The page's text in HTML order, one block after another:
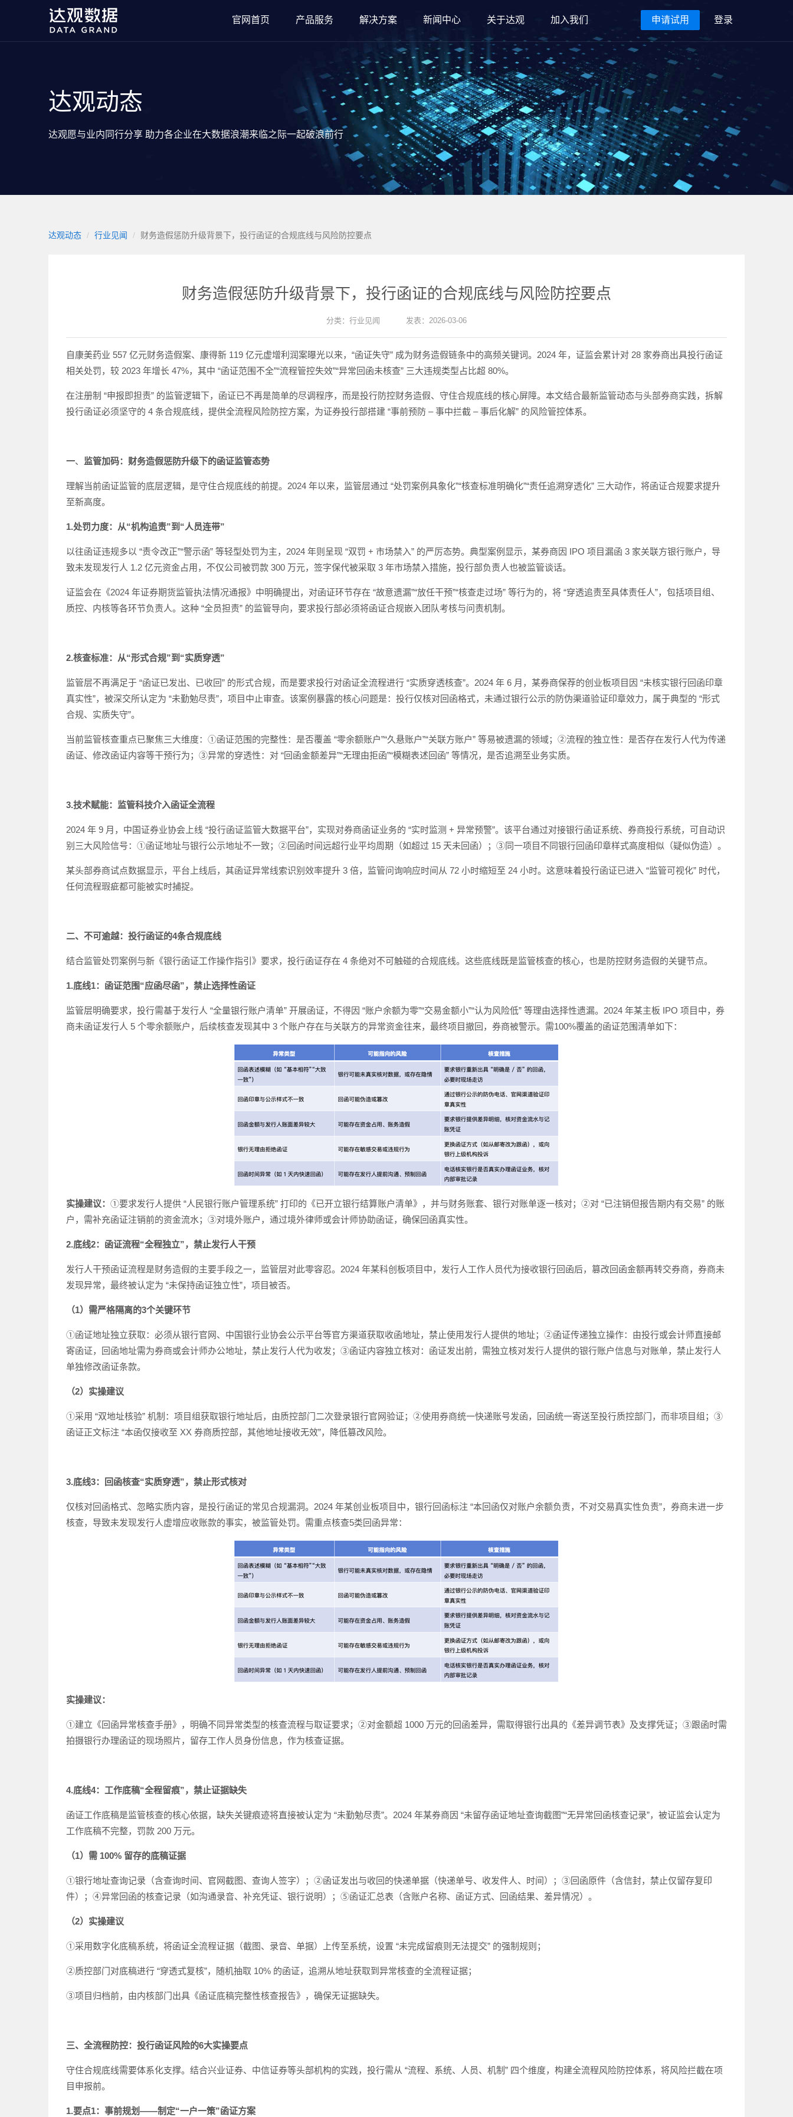
官网首页 产品服务 解决方案 新闻中心 关于达观 加入我们 申请试用 登录
达观动态
达观愿与业内同行分享 助力各企业在大数据浪潮来临之际一起破浪前行
达观动态 行业见闻 财务造假惩防升级背景下，投行函证的合规底线与风险防控要点
财务造假惩防升级背景下，投行函证的合规底线与风险防控要点
分类： 行业见闻 发表：2026-03-06
自康美药业 557 亿元财务造假案、康得新 119 亿元虚增利润案曝光以来，“函证失守” 成为财务造假链条中的高频关键词。2024 年，证监会累计对 28 家券商出具投行函证
相关处罚，较 2023 年增长 47%，其中 “函证范围不全”“流程管控失效”“异常回函未核查” 三大违规类型占比超 80%。
在注册制 “申报即担责” 的监管逻辑下，函证已不再是简单的尽调程序，而是投行防控财务造假、守住合规底线的核心屏障。本文结合最新监管动态与头部券商实践，拆解
投行函证必须坚守的 4 条合规底线，提供全流程风险防控方案，为证券投行部搭建 “事前预防 – 事中拦截 – 事后化解” 的风险管控体系。
一、 监管加码：财务造假惩防升级下的函证监管态势
理解当前函证监管的底层逻辑，是守住合规底线的前提。2024 年以来，监管层通过 “处罚案例具象化”“核查标准明确化”“责任追溯穿透化” 三大动作，将函证合规要求提升
至新高度。
1.处罚力度：从“机构追责”到“人员连带”
以往函证违规多以 “责令改正”“警示函” 等轻型处罚为主，2024 年则呈现 “双罚 + 市场禁入” 的严厉态势。典型案例显示，某券商因 IPO 项目漏函 3 家关联方银行账户，导
致未发现发行人 1.2 亿元资金占用，不仅公司被罚款 300 万元，签字保代被采取 3 年市场禁入措施，投行部负责人也被监管谈话。
证监会在《2024 年证券期货监管执法情况通报》中明确提出，对函证环节存在 “故意遗漏”“放任干预”“核查走过场” 等行为的，将 “穿透追责至具体责任人”，包括项目组、
质控、内核等各环节负责人。这种 “全员担责” 的监管导向，要求投行部必须将函证合规嵌入团队考核与问责机制。
2.核查标准：从“形式合规”到“实质穿透”
监管层不再满足于 “函证已发出、已收回” 的形式合规，而是要求投行对函证全流程进行 “实质穿透核查”。2024 年 6 月，某券商保荐的创业板项目因 “未核实银行回函印章
真实性”，被深交所认定为 “未勤勉尽责”，项目中止审查。该案例暴露的核心问题是：投行仅核对回函格式，未通过银行公示的防伪渠道验证印章效力，属于典型的 “形式
合规、实质失守”。
当前监管核查重点已聚焦三大维度：①函证范围的完整性：是否覆盖 “零余额账户”“久悬账户”“关联方账户” 等易被遗漏的领域；②流程的独立性：是否存在发行人代为传递
函证、修改函证内容等干预行为；③异常的穿透性：对 “回函金额差异”“无理由拒函”“模糊表述回函” 等情况，是否追溯至业务实质。
3.技术赋能：监管科技介入函证全流程
2024 年 9 月，中国证券业协会上线 “投行函证监管大数据平台”，实现对券商函证业务的 “实时监测 + 异常预警”。该平台通过对接银行函证系统、券商投行系统，可自动识
别三大风险信号：①函证地址与银行公示地址不一致；②回函时间远超行业平均周期（如超过 15 天未回函）；③同一项目不同银行回函印章样式高度相似（疑似伪造）。
某头部券商试点数据显示，平台上线后，其函证异常线索识别效率提升 3 倍，监管问询响应时间从 72 小时缩短至 24 小时。这意味着投行函证已进入 “监管可视化” 时代，
任何流程瑕疵都可能被实时捕捉。
二、不可逾越：投行函证的4条合规底线
结合监管处罚案例与新《银行函证工作操作指引》要求，投行函证存在 4 条绝对不可触碰的合规底线。这些底线既是监管核查的核心，也是防控财务造假的关键节点。
1.底线1：函证范围“应函尽函”，禁止选择性函证
监管层明确要求，投行需基于发行人 “全量银行账户清单” 开展函证，不得因 “账户余额为零”“交易金额小”“认为风险低” 等理由选择性遗漏。2024 年某主板 IPO 项目中，券
商未函证发行人 5 个零余额账户，后续核查发现其中 3 个账户存在与关联方的异常资金往来，最终项目撤回，券商被警示。需100%覆盖的函证范围清单如下：
实操建议： ①要求发行人提供 “人民银行账户管理系统” 打印的《已开立银行结算账户清单》，并与财务账套、银行对账单逐一核对；②对 “已注销但报告期内有交易” 的账
户，需补充函证注销前的资金流水；③对境外账户，通过境外律师或会计师协助函证，确保回函真实性。
2.底线2：函证流程“全程独立”，禁止发行人干预
发行人干预函证流程是财务造假的主要手段之一，监管层对此零容忍。2024 年某科创板项目中，发行人工作人员代为接收银行回函后，篡改回函金额再转交券商，券商未
发现异常，最终被认定为 “未保持函证独立性”，项目被否。
（1）需严格隔离的3个关键环节
①函证地址独立获取：必须从银行官网、中国银行业协会公示平台等官方渠道获取收函地址，禁止使用发行人提供的地址；②函证传递独立操作：由投行或会计师直接邮
寄函证，回函地址需为券商或会计师办公地址，禁止发行人代为收发；③函证内容独立核对：函证发出前，需独立核对发行人提供的银行账户信息与对账单，禁止发行人
单独修改函证条款。
（2）实操建议
①采用 “双地址核验” 机制：项目组获取银行地址后，由质控部门二次登录银行官网验证；②使用券商统一快递账号发函，回函统一寄送至投行质控部门，而非项目组；③
函证正文标注 “本函仅接收至 XX 券商质控部，其他地址接收无效”，降低篡改风险。
3.底线3：回函核查“实质穿透”，禁止形式核对
仅核对回函格式、忽略实质内容，是投行函证的常见合规漏洞。2024 年某创业板项目中，银行回函标注 “本回函仅对账户余额负责，不对交易真实性负责”，券商未进一步
核查，导致未发现发行人虚增应收账款的事实，被监管处罚。需重点核查5类回函异常：
实操建议：
①建立《回函异常核查手册》，明确不同异常类型的核查流程与取证要求；②对金额超 1000 万元的回函差异，需取得银行出具的《差异调节表》及支撑凭证；③跟函时需
拍摄银行办理函证的现场照片，留存工作人员身份信息，作为核查证据。
4.底线4：工作底稿“全程留痕”，禁止证据缺失
函证工作底稿是监管核查的核心依据，缺失关键痕迹将直接被认定为 “未勤勉尽责”。2024 年某券商因 “未留存函证地址查询截图”“无异常回函核查记录”，被证监会认定为
工作底稿不完整，罚款 200 万元。
（1）需 100% 留存的底稿证据
①银行地址查询记录（含查询时间、官网截图、查询人签字）；②函证发出与收回的快递单据（快递单号、收发件人、时间）；③回函原件（含信封，禁止仅留存复印
件）；④异常回函的核查记录（如沟通录音、补充凭证、银行说明）；⑤函证汇总表（含账户名称、函证方式、回函结果、差异情况）。
（2）实操建议
①采用数字化底稿系统，将函证全流程证据（截图、录音、单据）上传至系统，设置 “未完成留痕则无法提交” 的强制规则；
②质控部门对底稿进行 “穿透式复核”，随机抽取 10% 的函证，追溯从地址获取到异常核查的全流程证据；
③项目归档前，由内核部门出具《函证底稿完整性核查报告》，确保无证据缺失。
三、全流程防控：投行函证风险的6大实操要点
守住合规底线需要体系化支撑。结合兴业证券、中信证券等头部机构的实践，投行需从 “流程、系统、人员、机制” 四个维度，构建全流程风险防控体系，将风险拦截在项
目申报前。
1.要点1：事前规划——制定“一户一策”函证方案